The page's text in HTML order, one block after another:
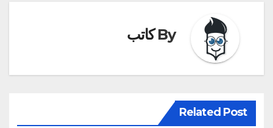
By كاتب
Related Post